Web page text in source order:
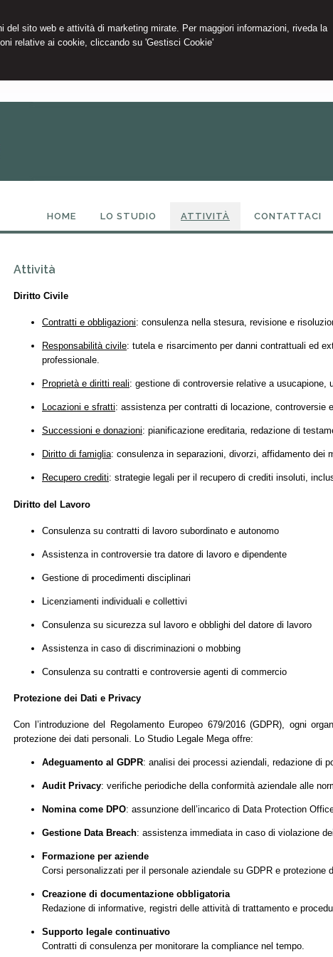
sito web e attività di marketing mirate. Per maggiori informazioni, riveda la
relative ai cookie, cliccando su 'Gestisci Cookie'
HOME LO STUDIO ATTIVITÀ CONTATTACI
Attività
Diritto Civile
Contratti e obbligazioni: consulenza nella stesura, revisione e
Responsabilità civile: tutela e risarcimento per danni contrattuali ed
professionale.
Proprietà e diritti reali: gestione di controversie relative a usucapione,
Locazioni e sfratti: assistenza per contratti di locazione, controversie
Successioni e donazioni: pianificazione ereditaria, redazione di
Diritto di famiglia: consulenza in separazioni, divorzi, affidamento dei
Recupero crediti: strategie legali per il recupero di crediti insoluti,
Diritto del Lavoro
Consulenza su contratti di lavoro subordinato e autonomo
Assistenza in controversie tra datore di lavoro e dipendente
Gestione di procedimenti disciplinari
Licenziamenti individuali e collettivi
Consulenza su sicurezza sul lavoro e obblighi del datore di lavoro
Assistenza in caso di discriminazioni o mobbing
Consulenza su contratti e controversie agenti di commercio
Protezione dei Dati e Privacy
Con l’introduzione del Regolamento Europeo 679/2016 (GDPR), ogni
protezione dei dati personali. Lo Studio Legale Mega offre:
Adeguamento al GDPR: analisi dei processi aziendali, redazione di
Audit Privacy: verifiche periodiche della conformità aziendale alle
Nomina come DPO: assunzione dell’incarico di Data Protection
Gestione Data Breach: assistenza immediata in caso di violazione
Formazione per aziende
Corsi personalizzati per il personale aziendale su GDPR e protezione
Creazione di documentazione obbligatoria
Redazione di informative, registri delle attività di trattamento e
Supporto legale continuativo
Contratti di consulenza per monitorare la compliance nel tempo.